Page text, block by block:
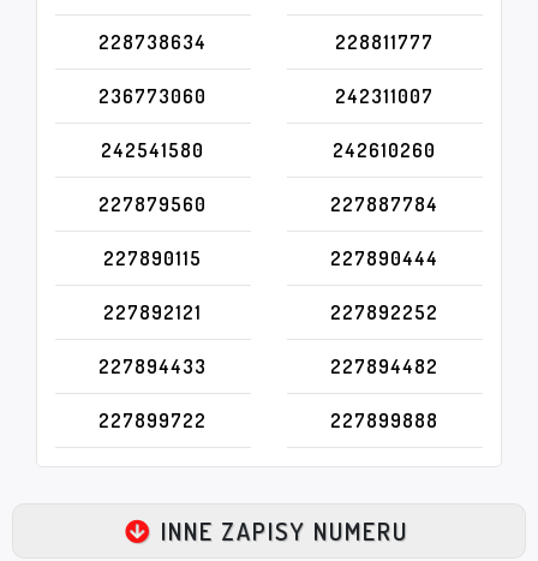
228738634 228811777
236773060 242311007
242541580 242610260
227879560 227887784
227890115 227890444
227892121 227892252
227894433 227894482
227899722 227899888
INNE ZAPISY NUMERU